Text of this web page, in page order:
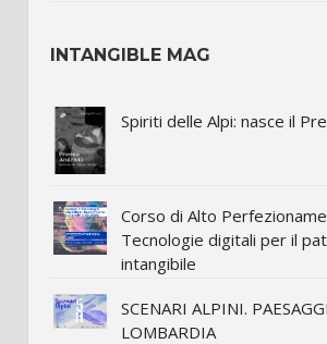
INTANGIBLE MAG
Spiriti delle Alpi: nasce il
Corso di Alto
Tecnologie digitali per il
intangibile
SCENARI ALPINI.
LOMBARDIA